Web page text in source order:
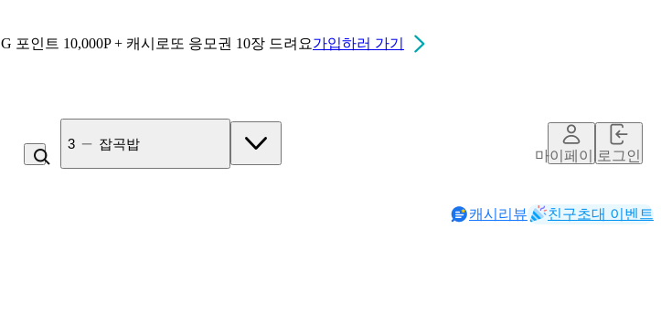
G 포인트 10,000P + 캐시로또 응모권 10장 드려요가입하러 가기
3 잡곡밥
마이페이지로그인
캐시리뷰 친구초대 이벤트